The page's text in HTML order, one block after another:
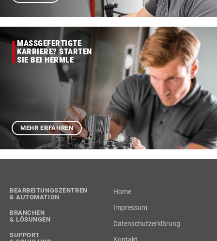
MASSGEFERTIGTE
KARRIERE? STARTEN
SIE BEI HERMLE
MEHR ERFAHREN
BEARBEITUNGSZENTREN
& AUTOMATION
BRANCHEN
& LÖSUNGEN
SUPPORT
Home
Impressum
Datenschutzerklärung
Kontakt